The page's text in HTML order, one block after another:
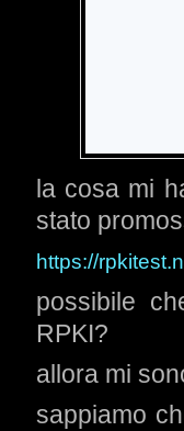
la cosa mi
stato
https://
possibile
RPKI?
allora mi
sappiamo